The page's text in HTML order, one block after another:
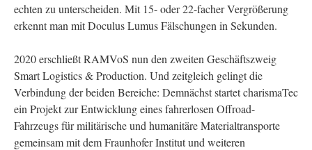
echten zu unterscheiden. Mit 15- oder 22-facher Vergrößerung
erkennt man mit Doculus Lumus Fälschungen in Sekunden.
2020 erschließt RAMVoS nun den zweiten Geschäftszweig
Smart Logistics & Production. Und zeitgleich gelingt die
Verbindung der beiden Bereiche: Demnächst startet charismaTec
ein Projekt zur Entwicklung eines fahrerlosen Offroad-
Fahrzeugs für militärische und humanitäre Materialtransporte
gemeinsam mit dem Fraunhofer Institut und weiteren